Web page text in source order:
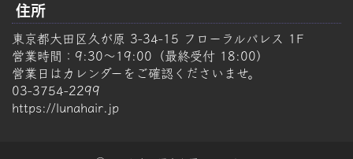
住所
東京都大田区久が原 3-34-15 フローラルパレス 1F
営業時間：9:30～19:00（最終受付 18:00）
営業日はカレンダーをご確認くださいませ。
03-3754-2299
https://lunahair.jp